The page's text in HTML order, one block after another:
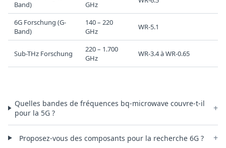
Band)
GHz
6G Forschung (G-
Band)
140 – 220
GHz
WR-5.1
Sub-THz Forschung
220 – 1.700
GHz
WR-3.4 à WR-0.65
Quelles bandes de fréquences bq-microwave couvre-t-il
pour la 5G ?
+
Proposez-vous des composants pour la recherche 6G ? +